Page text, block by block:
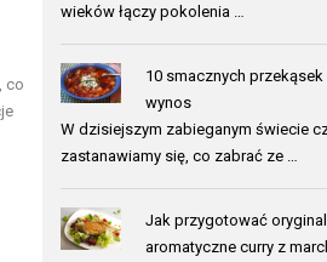
co
wieków łączy pokolenia …
10 smacznych przekąsek
wynos
W dzisiejszym zabieganym świecie
zastanawiamy się, co zabrać ze …
Jak przygotować
aromatyczne curry z